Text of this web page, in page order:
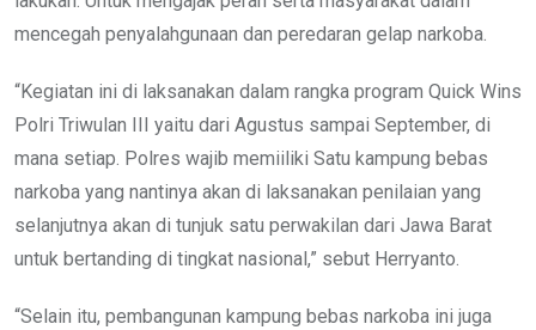
mencegah penyalahgunaan dan peredaran gelap narkoba.
“Kegiatan ini di laksanakan dalam rangka program Quick Wins
Polri Triwulan III yaitu dari Agustus sampai September, di
mana setiap. Polres wajib memiiliki Satu kampung bebas
narkoba yang nantinya akan di laksanakan penilaian yang
selanjutnya akan di tunjuk satu perwakilan dari Jawa Barat
untuk bertanding di tingkat nasional,” sebut Herryanto.
“Selain itu, pembangunan kampung bebas narkoba ini juga